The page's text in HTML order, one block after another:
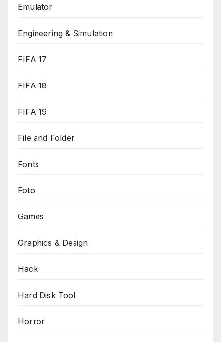
Emulator
Engineering & Simulation
FIFA 17
FIFA 18
FIFA 19
File and Folder
Fonts
Foto
Games
Graphics & Design
Hack
Hard Disk Tool
Horror